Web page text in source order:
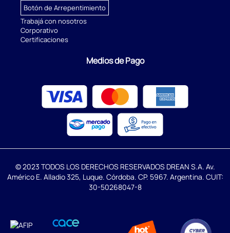
Botón de Arrepentimiento
Trabajá con nosotros
Corporativo
Certificaciones
Medios de Pago
© 2023 TODOS LOS DERECHOS RESERVADOS DREAN S.A. Av.
Américo E. Alladio 325, Luque. Córdoba. CP. 5967. Argentina. CUIT:
30-50268047-8